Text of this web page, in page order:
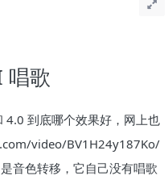
歌
到底哪个效果好，网上也
video/BV1H24y187Ko/
音色转移，它自己没有唱歌